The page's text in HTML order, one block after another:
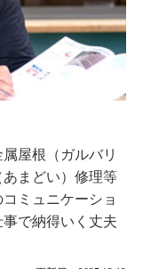
屋根（ガルバリ
まどい）修理等
ミュニケーショ
で納得いく丈夫